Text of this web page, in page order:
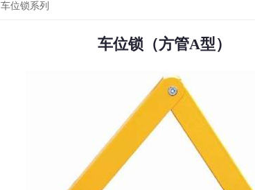
车位锁系列
车位锁（方管A型）